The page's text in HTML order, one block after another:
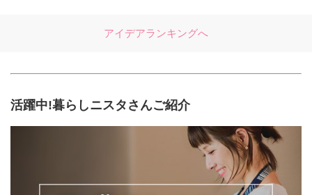
アイデアランキングへ
活躍中!暮らしニスタさんご紹介